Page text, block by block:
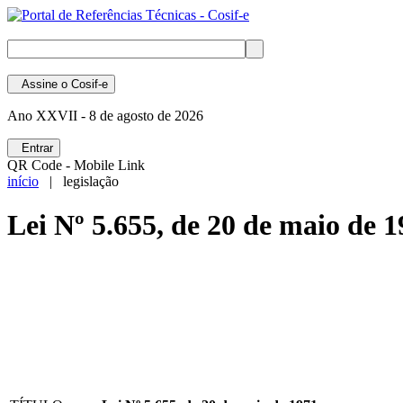
Assine o Cosif-e
Ano XXVII - 8 de agosto de 2026
Entrar
QR Code - Mobile Link
início | legislação
Lei Nº 5.655, de 20 de maio de